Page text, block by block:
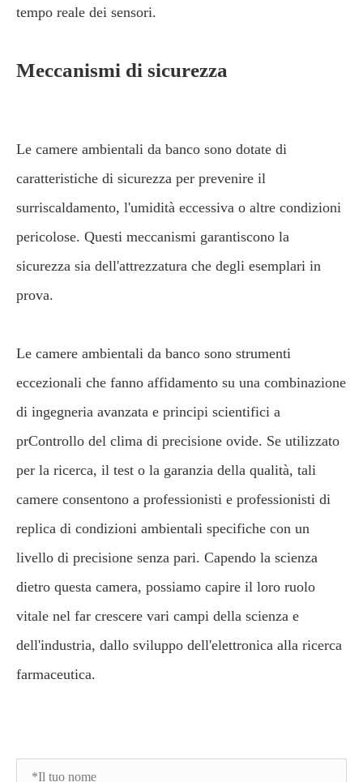
tempo reale dei sensori.
Meccanismi di sicurezza
Le camere ambientali da banco sono dotate di
caratteristiche di sicurezza per prevenire il
surriscaldamento, l'umidità eccessiva o altre condizioni
pericolose. Questi meccanismi garantiscono la
sicurezza sia dell'attrezzatura che degli esemplari in
prova.
Le camere ambientali da banco sono strumenti
eccezionali che fanno affidamento su una combinazione
di ingegneria avanzata e principi scientifici a
prControllo del clima di precisione ovide. Se utilizzato
per la ricerca, il test o la garanzia della qualità, tali
camere consentono a professionisti e professionisti di
replica di condizioni ambientali specifiche con un
livello di precisione senza pari. Capendo la scienza
dietro questa camera, possiamo capire il loro ruolo
vitale nel far crescere vari campi della scienza e
dell'industria, dallo sviluppo dell'elettronica alla ricerca
farmaceutica.